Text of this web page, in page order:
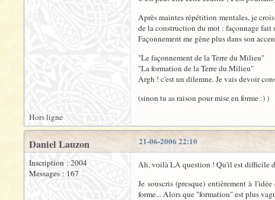
Après maintes répétition mentales, je
de la construction du mot : façonnage fait
Façonnement me gêne plus dans son
"Le façonnement de la Terre du Milieu"
"La formation de la Terre du Milieu"
Argh ! c'est un dilemne. Je vais devoir
(sinon tu as raison pour mise en forme :) )
Hors ligne
21-06-2006 22:10
Daniel Lauzon
Inscription : 2004
Messages : 167
Ah, voilà LA question ! Qu'il est difficile
Je souscris (presque) entièrement à
forme... Alors que "formation" est plus